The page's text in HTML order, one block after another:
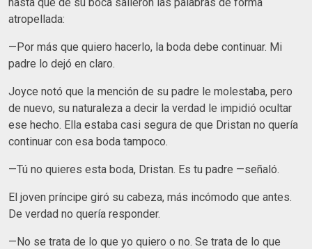
atropellada:
—Por más que quiero hacerlo, la boda debe continuar. Mi
padre lo dejó en claro.
Joyce notó que la mención de su padre le molestaba, pero
de nuevo, su naturaleza a decir la verdad le impidió ocultar
ese hecho. Ella estaba casi segura de que Dristan no quería
continuar con esa boda tampoco.
—Tú no quieres esta boda, Dristan. Es tu padre —señaló.
El joven príncipe giró su cabeza, más incómodo que antes.
De verdad no quería responder.
—No se trata de lo que yo quiero o no. Se trata de lo que